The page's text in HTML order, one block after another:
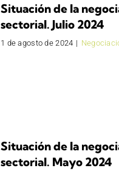
Situación de la
sectorial. Julio 2024
1 de agosto de 2024 |
Situación de la
sectorial. Mayo 2024